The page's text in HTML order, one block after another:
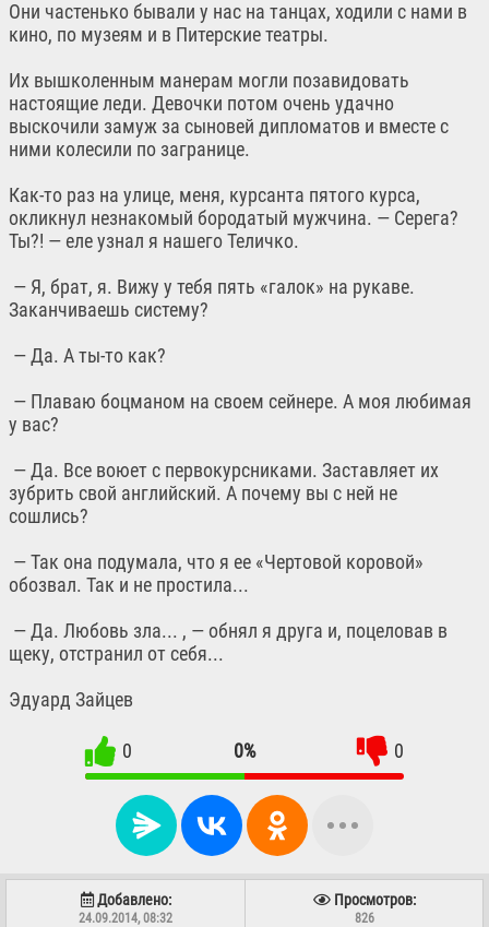
Они частенько бывали у нас на танцах, ходили с нами в
кино, по музеям и в Питерские театры.
Их вышколенным манерам могли позавидовать
настоящие леди. Девочки потом очень удачно
выскочили замуж за сыновей дипломатов и вместе с
ними колесили по загранице.
Как-то раз на улице, меня, курсанта пятого курса,
окликнул незнакомый бородатый мужчина. — Серега?
Ты?! — еле узнал я нашего Теличко.
— Я, брат, я. Вижу у тебя пять «галок» на рукаве.
Заканчиваешь систему?
— Да. А ты-то как?
— Плаваю боцманом на своем сейнере. А моя любимая
у вас?
— Да. Все воюет с первокурсниками. Заставляет их
зубрить свой английский. А почему вы с ней не
сошлись?
— Так она подумала, что я ее «Чертовой коровой»
обозвал. Так и не простила...
— Да. Любовь зла... , — обнял я друга и, поцеловав в
щеку, отстранил от себя...
Эдуард Зайцев
0 0% 0
Добавлено:
24.09.2014, 08:32
Просмотров:
826